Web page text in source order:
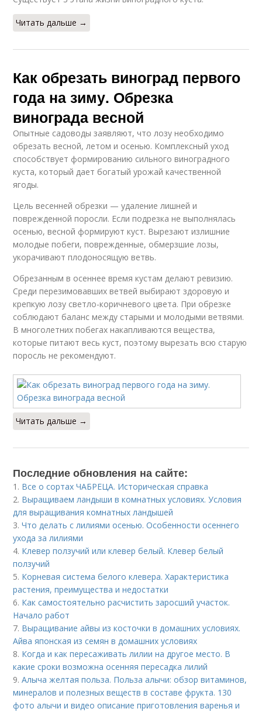
Читать дальше →
Как обрезать виноград первого
года на зиму. Обрезка
винограда весной
Опытные садоводы заявляют, что лозу необходимо
обрезать весной, летом и осенью. Комплексный уход
способствует формированию сильного виноградного
куста, который дает богатый урожай качественной
ягоды.
Цель весенней обрезки — удаление лишней и
поврежденной поросли. Если подрезка не выполнялась
осенью, весной формируют куст. Вырезают излишние
молодые побеги, поврежденные, обмерзшие лозы,
укорачивают плодоносящую ветвь.
Обрезанным в осеннее время кустам делают ревизию.
Среди перезимовавших ветвей выбирают здоровую и
крепкую лозу светло-коричневого цвета. При обрезке
соблюдают баланс между старыми и молодыми ветвями.
В многолетних побегах накапливаются вещества,
которые питают весь куст, поэтому вырезать всю старую
поросль не рекомендуют.
Читать дальше →
Последние обновления на сайте:
1. Все о сортах ЧАБРЕЦА. Историческая справка
2. Выращиваем ландыши в комнатных условиях. Условия
для выращивания комнатных ландышей
3.Что делать с лилиями осенью. Особенности осеннего
ухода за лилиями
4. Клевер ползучий или клевер белый. Клевер белый
ползучий
5. Корневая система белого клевера. Характеристика
растения, преимущества и недостатки
6. Как самостоятельно расчистить заросший участок.
Начало работ
7. Выращивание айвы из косточки в домашних условиях.
Айва японская из семян в домашних условиях
8. Когда и как пересаживать лилии на другое место. В
какие сроки возможна осенняя пересадка лилий
9.Алыча желтая польза. Польза алычи: обзор витаминов,
минералов и полезных веществ в составе фрукта. 130
фото алычи и видео описание приготовления варенья и